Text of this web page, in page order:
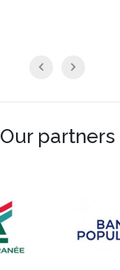
Our partners